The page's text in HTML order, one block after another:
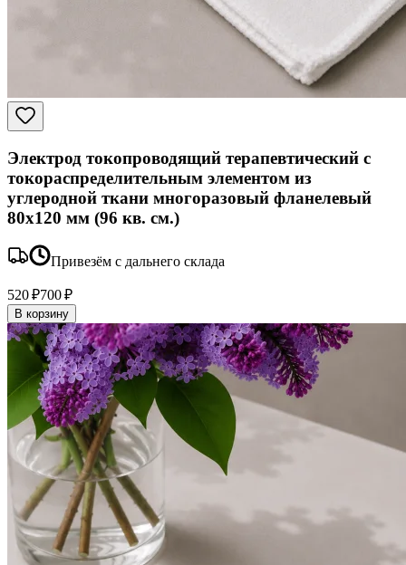
Электрод токопроводящий терапевтический с
токораспределительным элементом из
углеродной ткани многоразовый фланелевый
80x120 мм (96 кв. см.)
Привезём с дальнего склада
520 ₽700 ₽
В корзину